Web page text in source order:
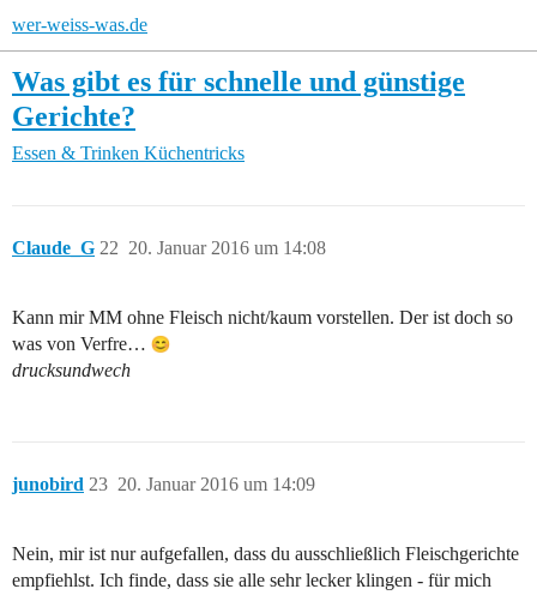
wer-weiss-was.de
Was gibt es für schnelle und günstige
Gerichte?
Essen & Trinken Küchentricks
Claude_G 20. Januar 2016 um 14:08
22
Kann mir MM ohne Fleisch nicht/kaum vorstellen. Der ist doch so
was von Verfre…
drucksundwech
junobird 20. Januar 2016 um 14:09
23
Nein, mir ist nur aufgefallen, dass du ausschließlich Fleischgerichte
empfiehlst. Ich finde, dass sie alle sehr lecker klingen - für mich